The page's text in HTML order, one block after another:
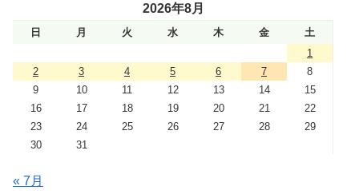
2026年8月
日 月 火 水 木 金
土
1
2
3 4 5 6 7
8
9
10 11 12 13 14
15
16
17 18 19 20 21
22
23
24 25 26 27 28
29
30
31
« 7月